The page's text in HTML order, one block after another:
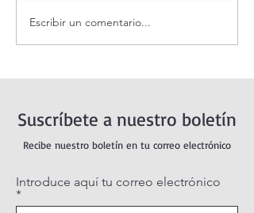
Coronilla de la Divina
Misericordia.
Escribir un comentario...
Suscríbete a nuestro boletín
Recibe nuestro boletín en tu correo electrónico
Introduce aquí tu correo electrónico